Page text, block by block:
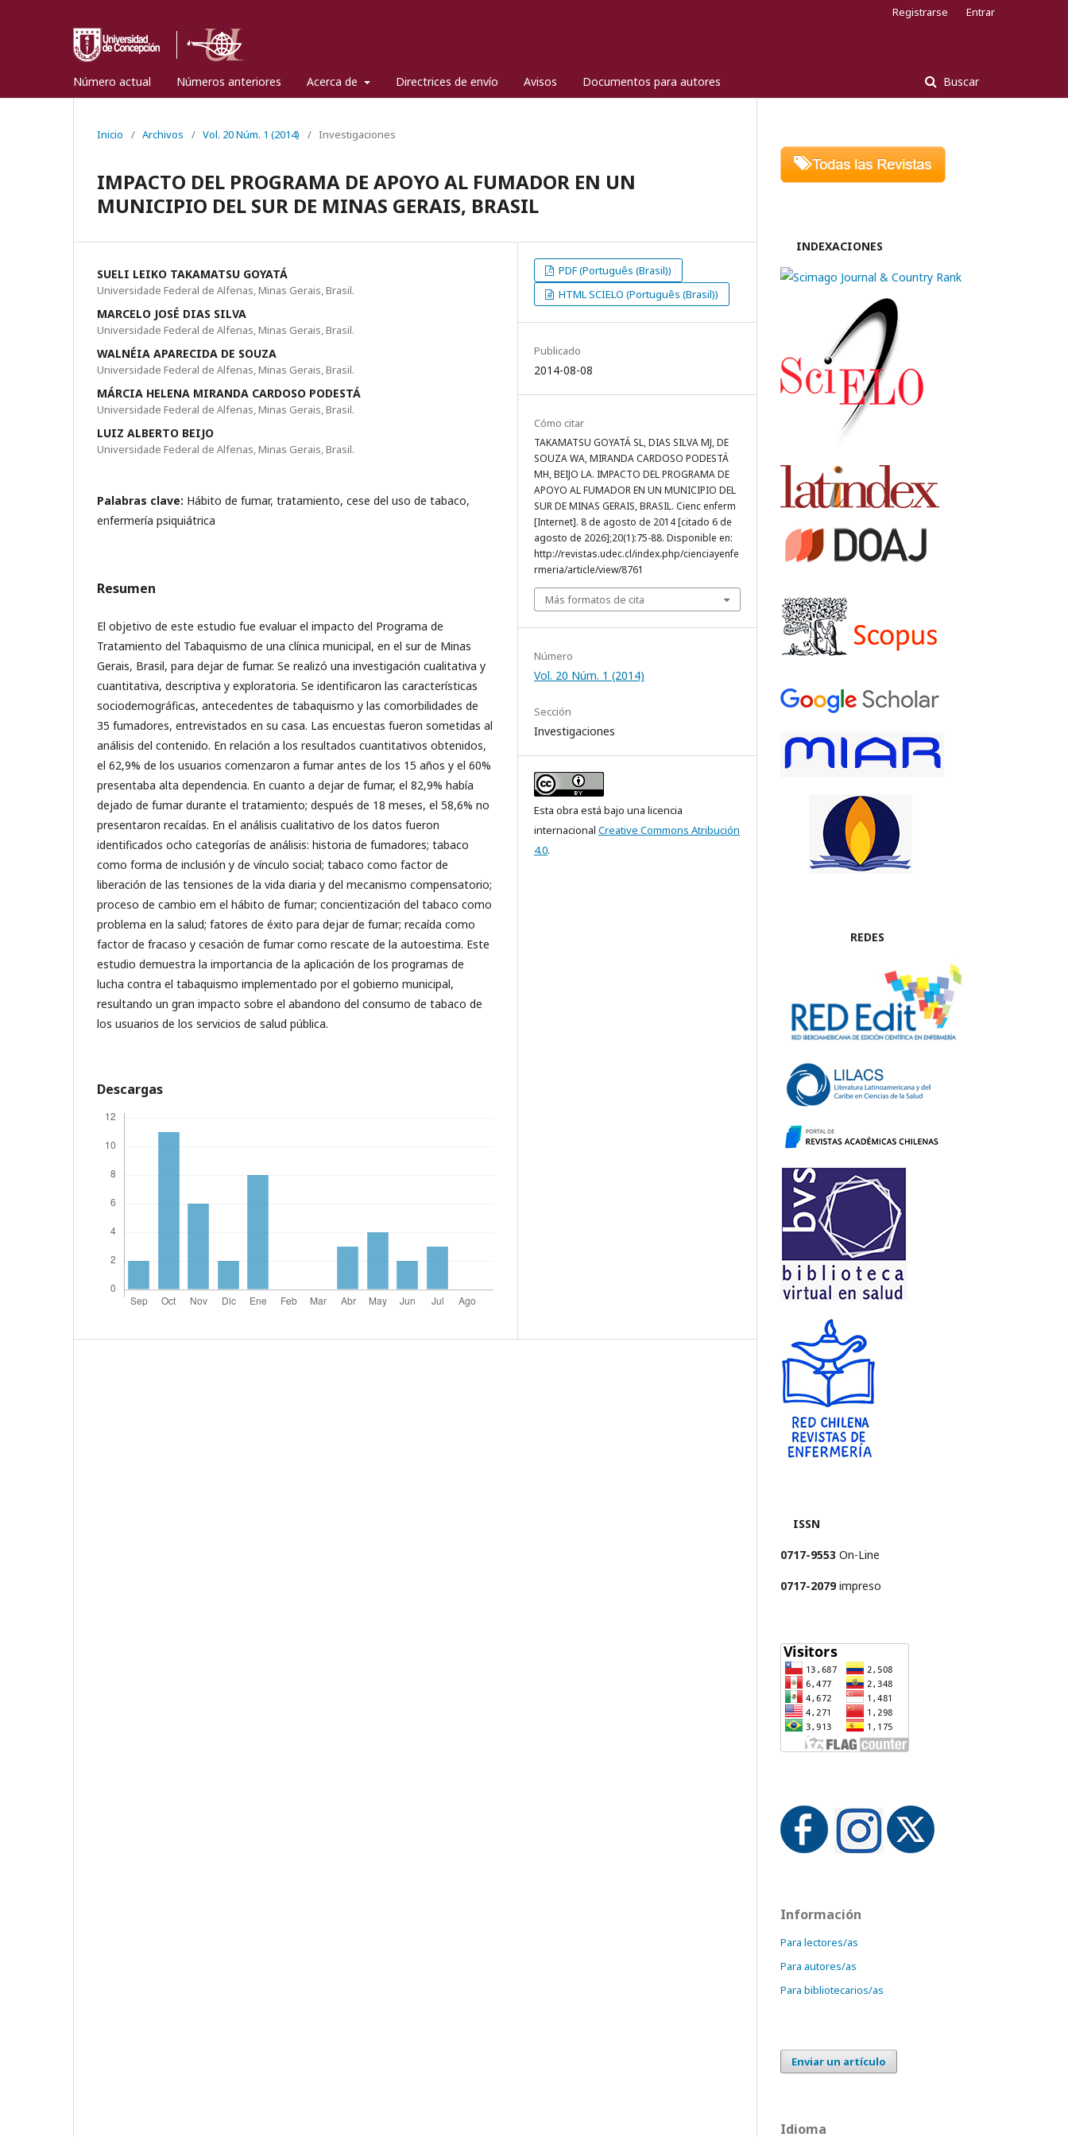
Número actual Números anteriores Acerca de Directrices de envío Avisos Documentos para autores Buscar
Registrarse Entrar
Inicio / Archivos / Vol. 20 Núm. 1 (2014) / Investigaciones
IMPACTO DEL PROGRAMA DE APOYO AL FUMADOR EN UN
MUNICIPIO DEL SUR DE MINAS GERAIS, BRASIL
SUELI LEIKO TAKAMATSU GOYATÁ
Universidade Federal de Alfenas, Minas Gerais, Brasil.
MARCELO JOSÉ DIAS SILVA
Universidade Federal de Alfenas, Minas Gerais, Brasil.
WALNÉIA APARECIDA DE SOUZA
Universidade Federal de Alfenas, Minas Gerais, Brasil.
MÁRCIA HELENA MIRANDA CARDOSO PODESTÁ
Universidade Federal de Alfenas, Minas Gerais, Brasil.
LUIZ ALBERTO BEIJO
Universidade Federal de Alfenas, Minas Gerais, Brasil.
Palabras clave: Hábito de fumar, tratamiento, cese del uso de tabaco,
enfermería psiquiátrica
Resumen
El objetivo de este estudio fue evaluar el impacto del Programa de
Tratamiento del Tabaquismo de una clínica municipal, en el sur de Minas
Gerais, Brasil, para dejar de fumar. Se realizó una investigación cualitativa y
cuantitativa, descriptiva y exploratoria. Se identificaron las características
sociodemográficas, antecedentes de tabaquismo y las comorbilidades de
35 fumadores, entrevistados en su casa. Las encuestas fueron sometidas al
análisis del contenido. En relación a los resultados cuantitativos obtenidos,
el 62,9% de los usuarios comenzaron a fumar antes de los 15 años y el 60%
presentaba alta dependencia. En cuanto a dejar de fumar, el 82,9% había
dejado de fumar durante el tratamiento; después de 18 meses, el 58,6% no
presentaron recaídas. En el análisis cualitativo de los datos fueron
identificados ocho categorías de análisis: historia de fumadores; tabaco
como forma de inclusión y de vínculo social; tabaco como factor de
liberación de las tensiones de la vida diaria y del mecanismo compensatorio;
proceso de cambio em el hábito de fumar; concientización del tabaco como
problema en la salud; fatores de éxito para dejar de fumar; recaída como
factor de fracaso y cesación de fumar como rescate de la autoestima. Este
estudio demuestra la importancia de la aplicación de los programas de
lucha contra el tabaquismo implementado por el gobierno municipal,
resultando un gran impacto sobre el abandono del consumo de tabaco de
los usuarios de los servicios de salud pública.
Descargas
PDF (Português (Brasil))
HTML SCIELO (Português (Brasil))
Publicado
2014-08-08
Cómo citar
TAKAMATSU GOYATÁ SL, DIAS SILVA MJ, DE
SOUZA WA, MIRANDA CARDOSO PODESTÁ
MH, BEIJO LA. IMPACTO DEL PROGRAMA DE
APOYO AL FUMADOR EN UN MUNICIPIO DEL
SUR DE MINAS GERAIS, BRASIL. Cienc enferm
[Internet]. 8 de agosto de 2014 [citado 6 de
agosto de 2026];20(1):75-88. Disponible en:
http://revistas.udec.cl/index.php/cienciayenfe
rmeria/article/view/8761
Más formatos de cita
Número
Vol. 20 Núm. 1 (2014)
Sección
Investigaciones
Esta obra está bajo una licencia
internacional Creative Commons Atribución
4.0.
INDEXACIONES
REDES
ISSN
0717-9553 On-Line
0717-2079impreso
Información
Para lectores/as
Para autores/as
Para bibliotecarios/as
Enviar un artículo
Idioma